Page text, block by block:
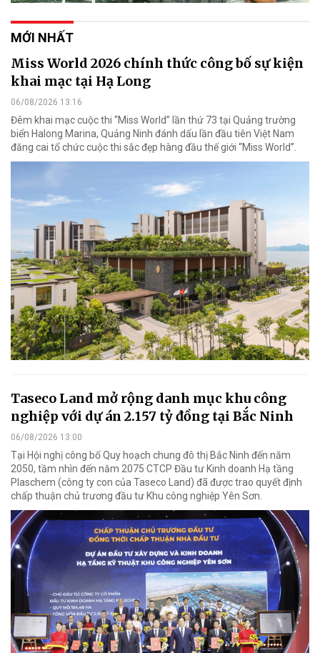
MỚI NHẤT
Miss World 2026 chính thức công bố sự kiện
khai mạc tại Hạ Long
06/08/2026 13:16
Đêm khai mạc cuộc thi “Miss World” lần thứ 73 tại Quảng trường
biển Halong Marina, Quảng Ninh đánh dấu lần đầu tiên Việt Nam
đăng cai tổ chức cuộc thi sắc đẹp hàng đầu thế giới “Miss World”.
Taseco Land mở rộng danh mục khu công
nghiệp với dự án 2.157 tỷ đồng tại Bắc Ninh
06/08/2026 13:00
Tại Hội nghị công bố Quy hoạch chung đô thị Bắc Ninh đến năm
2050, tầm nhìn đến năm 2075 CTCP Đầu tư Kinh doanh Hạ tầng
Plaschem (công ty con của Taseco Land) đã được trao quyết định
chấp thuận chủ trương đầu tư Khu công nghiệp Yên Sơn.